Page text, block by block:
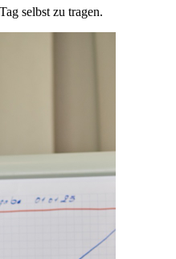
selbst zu tragen.